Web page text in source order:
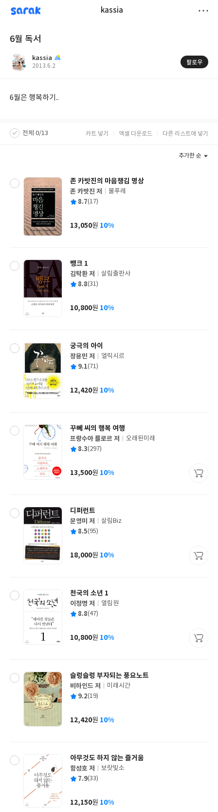
sarak kassia
6월 독서
kassia
작
2013.6.2
팔로우
6월은 행복하기..
전체 0/13 카트 넣기 엑셀 다운로드 다른 리스트에 넣기
추가한 순
존 카밧진의 마음챙김 명상
글
쓴
존 카밧진 저
출
사
물푸레
평 8.7(17)
가
13,050원 10%
뱅크 1
글
쓴
김탁환 저
출
사
살림출판사
평 8.8(31)
가
10,800원 10%
궁극의 아이
글
쓴
장용민 저
출
사
엘릭시르
평 9.1(71)
가
12,420원 10%
꾸뻬 씨의 행복 여행
글
쓴
프랑수아 를로르 저
출
사
오래된미래
평 8.3(297)
가
13,500원 10%
디퍼런트
글
쓴
문영미 저
출
사
살림Biz
평 8.5(95)
가
18,000원 10%
천국의 소년 1
글
쓴
이정명 저
출
사
열림원
평 8.8(47)
가
10,800원 10%
슬렁슬렁 부자되는 풍요노트
글
쓴
비하인드 저
출
사
미래시간
평 9.2(19)
가
12,420원 10%
아무것도 하지 않는 즐거움
글
쓴
함성호 저
출
사
보랏빛소
평 7.9(33)
가
12,150원 10%